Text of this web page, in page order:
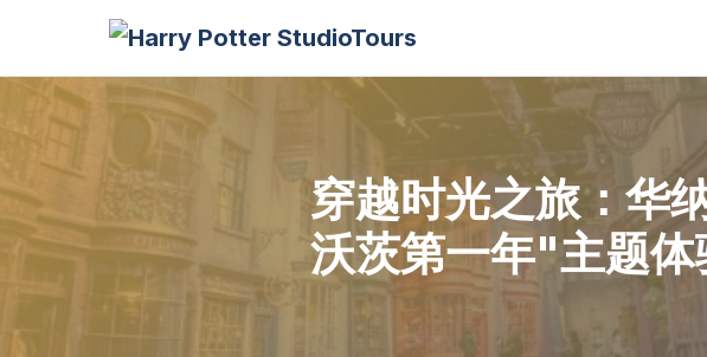
穿越时光之旅：华
沃茨第一年"主题体